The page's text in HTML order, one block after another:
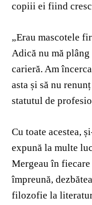
copiii ei fiind
„Erau mascotele
Adică nu mă plâng
carieră. Am
asta și să nu
statutul de
Cu toate acestea,
expună la multe
Mergeau în fiecare
împreună,
filozofie la